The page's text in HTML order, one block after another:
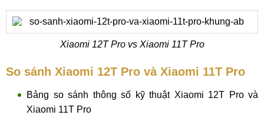
Xiaomi 12T Pro vs Xiaomi 11T Pro
So sánh Xiaomi 12T Pro và Xiaomi 11T Pro
Bảng so sánh thông số kỹ thuật Xiaomi 12T Pro và
Xiaomi 11T Pro